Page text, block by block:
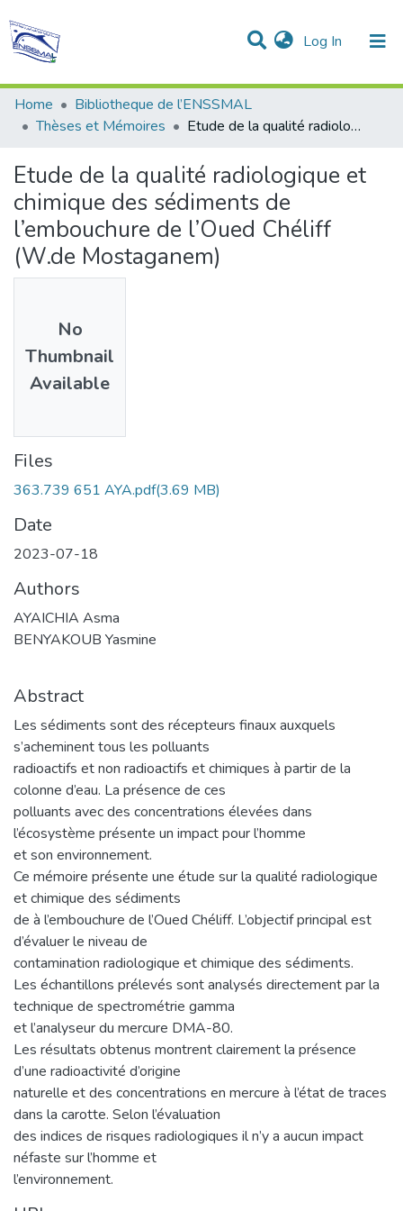
Log In (current)
Communities & Collections
Statistics
All of DSpace
Home
Bibliotheque de l’ENSSMAL
Thèses et Mémoires
Etude de la qualité radiologique et chimique des sédiments de l’embouchure de l’Oued Chéliff (W.de Mostaganem)
Etude de la qualité radiologique et
chimique des sédiments de
l’embouchure de l’Oued Chéliff
(W.de Mostaganem)
No
Thumbnail
Available
Files
363.739 651 AYA.pdf(3.69 MB)
Date
2023-07-18
Authors
AYAICHIA Asma
BENYAKOUB Yasmine
Abstract
Les sédiments sont des récepteurs finaux auxquels
s’acheminent tous les polluants
radioactifs et non radioactifs et chimiques à partir de la
colonne d’eau. La présence de ces
polluants avec des concentrations élevées dans
l’écosystème présente un impact pour l’homme
et son environnement.
Ce mémoire présente une étude sur la qualité radiologique
et chimique des sédiments
de à l’embouchure de l’Oued Chéliff. L’objectif principal est
d’évaluer le niveau de
contamination radiologique et chimique des sédiments.
Les échantillons prélevés sont analysés directement par la
technique de spectrométrie gamma
et l’analyseur du mercure DMA-80.
Les résultats obtenus montrent clairement la présence
d’une radioactivité d’origine
naturelle et des concentrations en mercure à l’état de traces
dans la carotte. Selon l’évaluation
des indices de risques radiologiques il n’y a aucun impact
néfaste sur l’homme et
l’environnement.